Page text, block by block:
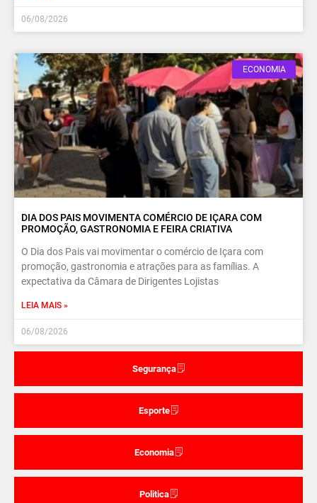
Segurança
Esporte
Economia
Politica
06/08/2026
ECONOMIA
DIA DOS PAIS MOVIMENTA COMÉRCIO DE IÇARA COM
PROMOÇÃO, GASTRONOMIA E FEIRA CRIATIVA
O Dia dos Pais vai movimentar o comércio de Içara com
promoção, gastronomia e atrações para as famílias. A
expectativa da Câmara de Dirigentes Lojistas
LEIA MAIS »
06/08/2026